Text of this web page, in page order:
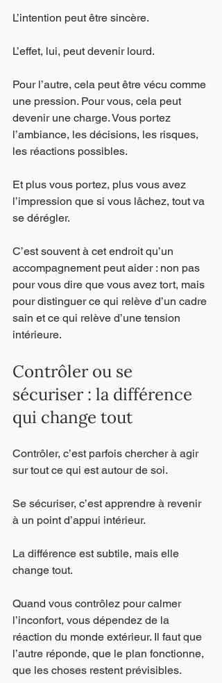
L’intention peut être sincère.
L’effet, lui, peut devenir lourd.
Pour l’autre, cela peut être vécu comme
une pression. Pour vous, cela peut
devenir une charge. Vous portez
l’ambiance, les décisions, les risques,
les réactions possibles.
Et plus vous portez, plus vous avez
l’impression que si vous lâchez, tout va
se dérégler.
C’est souvent à cet endroit qu’un
accompagnement peut aider : non pas
pour vous dire que vous avez tort, mais
pour distinguer ce qui relève d’un cadre
sain et ce qui relève d’une tension
intérieure.
Contrôler ou se
sécuriser : la différence
qui change tout
Contrôler, c’est parfois chercher à agir
sur tout ce qui est autour de soi.
Se sécuriser, c’est apprendre à revenir
à un point d’appui intérieur.
La différence est subtile, mais elle
change tout.
Quand vous contrôlez pour calmer
l’inconfort, vous dépendez de la
réaction du monde extérieur. Il faut que
l’autre réponde, que le plan fonctionne,
que les choses restent prévisibles.